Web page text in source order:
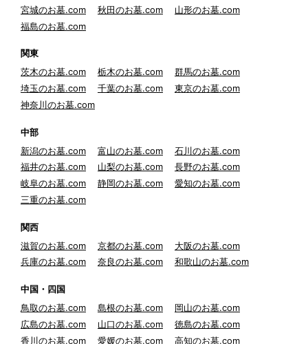
宮城のお墓.com
秋田のお墓.com
山形のお墓.com
福島のお墓.com
関東
茨木のお墓.com
栃木のお墓.com
群馬のお墓.com
埼玉のお墓.com
千葉のお墓.com
東京のお墓.com
神奈川のお墓.com
中部
新潟のお墓.com
富山のお墓.com
石川のお墓.com
福井のお墓.com
山梨のお墓.com
長野のお墓.com
岐阜のお墓.com
静岡のお墓.com
愛知のお墓.com
三重のお墓.com
関西
滋賀のお墓.com
京都のお墓.com
大阪のお墓.com
兵庫のお墓.com
奈良のお墓.com 和歌山のお墓.com
中国・四国
鳥取のお墓.com
島根のお墓.com
岡山のお墓.com
広島のお墓.com
山口のお墓.com
徳島のお墓.com
香川のお墓.com
愛媛のお墓.com 高知のお墓.com